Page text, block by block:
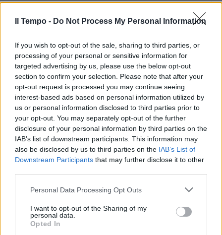
Il Tempo - Do Not Process My Personal Information
If you wish to opt-out of the sale, sharing to third parties, or
processing of your personal or sensitive information for
targeted advertising by us, please use the below opt-out
section to confirm your selection. Please note that after your
opt-out request is processed you may continue seeing
interest-based ads based on personal information utilized by
us or personal information disclosed to third parties prior to
your opt-out. You may separately opt-out of the further
disclosure of your personal information by third parties on the
IAB’s list of downstream participants. This information may
also be disclosed by us to third parties on the IAB’s List of
Downstream Participants that may further disclose it to other
Personal Data Processing Opt Outs
I want to opt-out of the Sharing of my
personal data.
Opted In
ALL'ATTACCO
In altre parole, Gramellini non si
20/04/2024
“ARTICOLO INUTILE"
"Intellettuale di sta...". Fedez
rosica con Gramellini e perde la
testa su Instagram
13/04/2024
OTTO E MEZZO
"soluzione" di Gramellini per
Gaza: "Non cambierebbe niente"
IN ALTRE PAROLE